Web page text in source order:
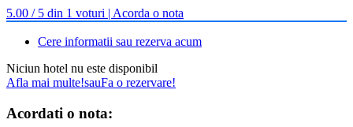
5.00 / 5 din 1 voturi | Acorda o nota
Cere informatii sau rezerva acum
Niciun hotel nu este disponibil
Afla mai multe!sauFa o rezervare!
Acordati o nota: